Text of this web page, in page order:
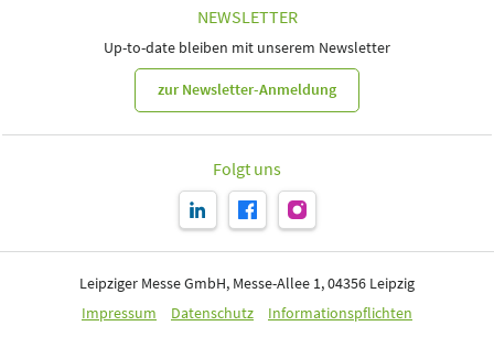
NEWSLETTER
Up-to-date bleiben mit unserem Newsletter
zur Newsletter-Anmeldung
Folgt uns
Leipziger Messe GmbH, Messe-Allee 1, 04356 Leipzig
Impressum
Datenschutz Informationspflichten